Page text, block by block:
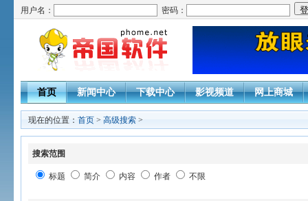
用户名： 密码：
首页 新闻中心 下载中心 影视频道 网上商城
现在的位置： 首页 > 高级搜索 >
搜索范围
标题 简介 内容 作者 不限